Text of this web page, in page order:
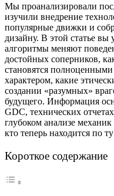
Мы проанализировали
изучили внедрение
популярные движки и
дизайну. В этой статье вы
алгоритмы меняют
достойных соперников,
становятся
характером, какие
создании «разумных»
будущего. Информация
GDC, технических
глубоком анализе
кто теперь находится по
Короткое содержание